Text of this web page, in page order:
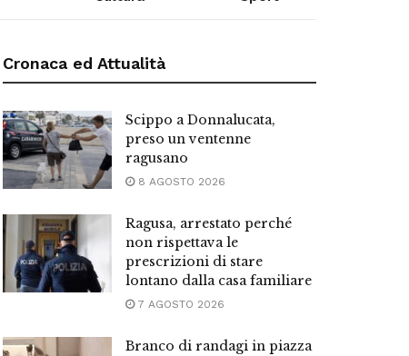
Cronaca ed Attualità
Scippo a Donnalucata,
preso un ventenne
ragusano
8 AGOSTO 2026
Ragusa, arrestato perché
non rispettava le
prescrizioni di stare
lontano dalla casa familiare
7 AGOSTO 2026
Branco di randagi in piazza